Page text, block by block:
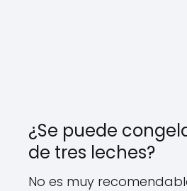
¿Se puede
de tres leches?
No es muy